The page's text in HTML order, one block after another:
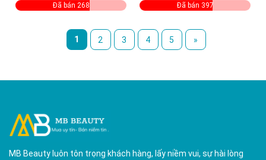
Đã bán 268 Đã bán 397
1 2 3 4 5 »
MB Beauty luôn tôn trọng khách hàng, lấy niềm vui, sự hài lòng